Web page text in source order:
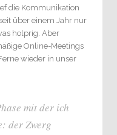
die Kommunikation
über einem Jahr nur
holprig. Aber
Online-Meetings
wieder in unser
mit der ich
der Zwerg